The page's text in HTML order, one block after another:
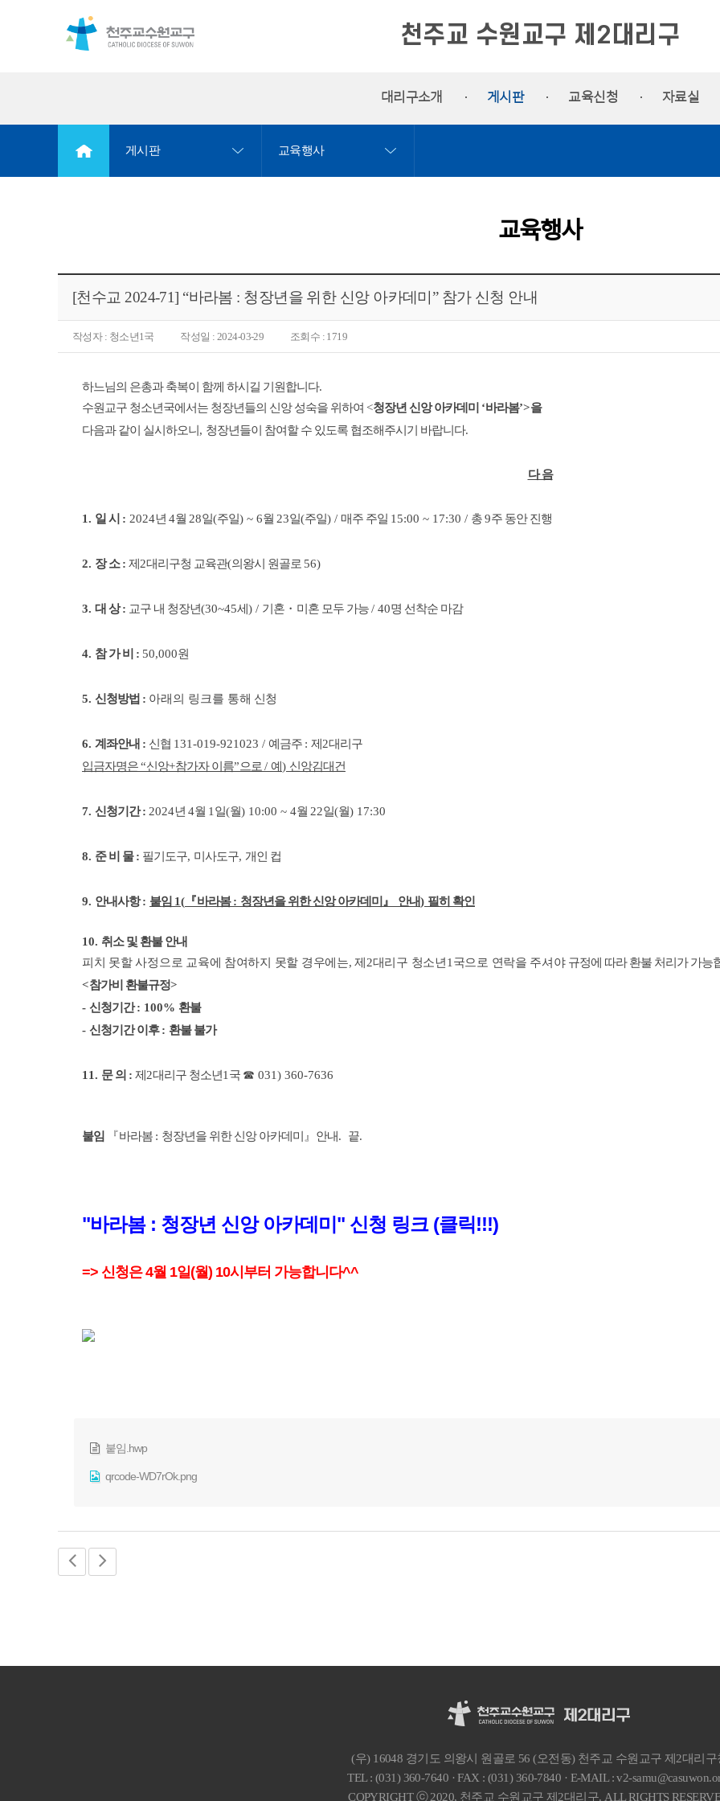
천주교 수원교구 제2대리구
대리구소개 게시판 교육신청 자료실
게시판 교육행사
교육행사
[천수교 2024-71] “바라봄 : 청장년을 위한 신앙 아카데미” 참가 신청 안내
작성자 : 청소년1국 작성일 : 2024-03-29 조회수 : 1719
하느님의 은총과 축복이 함께 하시길 기원합니다.
수원교구 청소년국에서는 청장년들의 신앙 성숙을 위하여 <청장년 신앙 아카데미 ‘바라봄’>을
다음과 같이 실시하오니 , 청장년들이 참여할 수 있도록 협조해주시기 바랍니다.
다 음
1. 일 시 : 2024년 4월 28일(주일) ~ 6월 23일(주일) / 매주 주일 15:00 ~ 17:30 / 총9주 동안 진행
2. 장 소: 제 2대리구청 교육관(의왕시 원골로 56)
3. 대 상: 교구 내 청장년(30~45세 ) / 기혼 ・ 미혼 모두 가능/ 40명 선착순 마감
4. 참 가 비 : 50,000원
5. 신청방법 : 아래의 링크를 통해 신청
6. 계좌안내 : 신협 131-019-921023 / 예금주 : 제 2대리구
입금자명은“신앙+참가자 이름”으로 / 예 ) 신앙김대건
7. 신청기간: 2024년 4월 1 일(월) 10:00 ~ 4월 22일(월) 17:30
8. 준 비 물: 필기도구, 미사도구, 개인 컵
9. 안내사항: 붙임 1( 『바라봄: 청장년을 위한 신앙 아카데미 』 안내) 필히 확인
10. 취소 및 환불 안내
피치 못할 사정으로 교육에 참여하지 못할 경우에는,제 2대리구 청소년 1 국으로 연락을 주셔야 규정에 따라 환불 처리가 가능
<참가비 환불규정>
- 신청기간: 100% 환불
- 신청기간 이후: 환불 불가
11. 문 의 : 제 2대리구 청소년1 국 ☎ 031) 360-7636
붙임 『바라봄 : 청장년을 위한 신앙 아카데미 』 안내. 끝.
"바라봄 : 청장년 신앙 아카데미" 신청 링크 (클릭!!!)
=> 신청은 4월 1일(월) 10시부터 가능합니다^^
붙임.hwp
qrcode-WD7rOk.png
(우) 16048 경기도 의왕시 원골로 56 (오전동) 천주교 수원교구 제2대리구
TEL : (031) 360-7640 · FAX : (031) 360-7840 · E-MAIL : v2-
COPYRIGHT ⓒ 2020, 천주교 수원교구 제2대리구. ALL RIGHTS